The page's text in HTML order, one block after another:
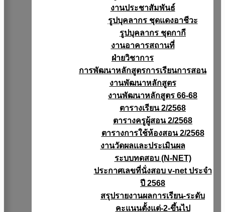
งานประชาสัมพันธ์
รูปบุคลากร ชุดแดงอาชีวะ
รูปบุคลากร ชุดกากี
งานอาคารสถานที่
ฝ่ายวิชาการ
การพัฒนาหลักสูตรการเรียนการสอน
งานพัฒนาหลักสูตร
งานพัฒนาหลักสูตร 66-68
ตารางเรียน 2/2568
ตารางครูผู้สอน 2/2568
ตารางการใช้ห้องสอน 2/2568
งานวัดผลเเละประเมินผล
ระบบทดสอบ (N-NET)
ประกาศเลขที่นั่งสอบ v-net ประจำ
ปี 2568
สรุปรายงานผลการเรียน-ระดับ
คะแนนตั้งแต่-2-ขึ้นไป